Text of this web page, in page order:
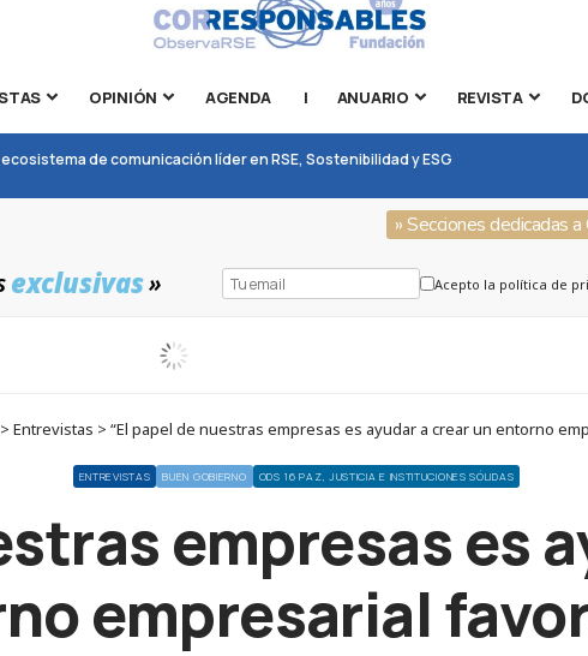
OPINIÓN AGENDA | ANUARIO REVISTA
de comunicación líder en RSE, Sostenibilidad y ESG
» Secciones dedicadas
exclusivas» Acepto la política de
Entrevistas > “El papel de nuestras empresas es ayudar a crear un entorno
ENTREVISTAS BUEN GOBIERNO ODS 16 PAZ, JUSTICIA E INSTITUCIONES SÓLIDAS
empresas es
empresarial